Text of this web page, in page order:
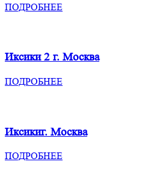
ПОДРОБНЕЕ
Иксики 2 г. Москва
ПОДРОБНЕЕ
Иксикиг. Москва
ПОДРОБНЕЕ